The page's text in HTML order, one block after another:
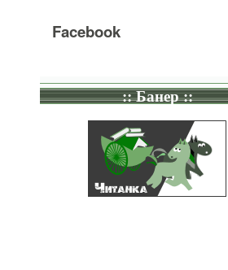
Facebook
:: Банер ::